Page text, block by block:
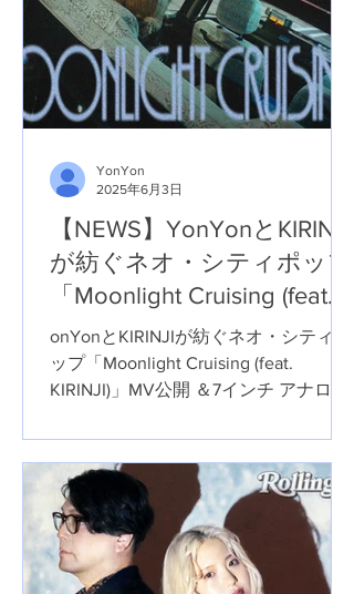
【NEWS】YonYonとKIRINJI
が紡ぐネオ・シティポップ
「Moonlight Cruising (feat.
KIRINJI)」MV公開 ＆7インチ
アナログ盤リリース決定！
onYonとKIRINJIが紡ぐネオ・シティポ
ップ「Moonlight Cruising (feat.
KIRINJI)」MV公開 ＆7インチ アナログ
YonYon
2025年6月3日